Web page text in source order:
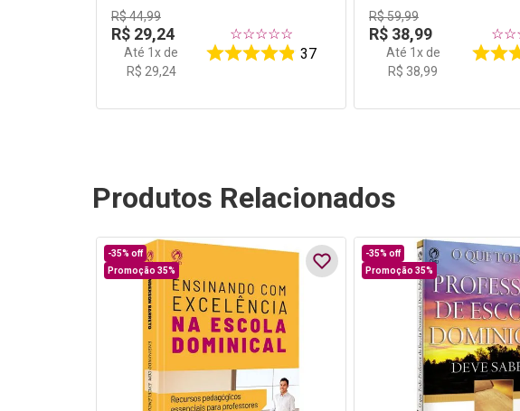
R$44,99
R$ 29,24
Até 1x de
R$ 29,24
☆☆☆☆☆
37
R$59,99
R$ 38,99
Até 1 x de
R$ 38,99
☆☆
Produtos Relacionados
-35% off
Promoção 35%
-35% off
Promoção 35%